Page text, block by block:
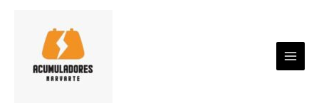
contenido